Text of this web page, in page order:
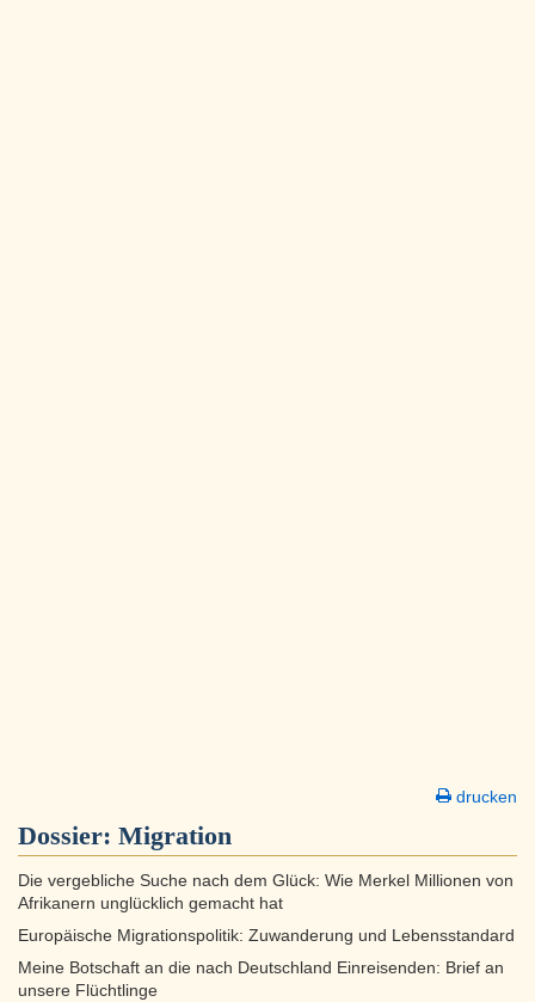
drucken
Dossier: Migration
Die vergebliche Suche nach dem Glück: Wie Merkel Millionen von
Afrikanern unglücklich gemacht hat
Europäische Migrationspolitik: Zuwanderung und Lebensstandard
Meine Botschaft an die nach Deutschland Einreisenden: Brief an
unsere Flüchtlinge